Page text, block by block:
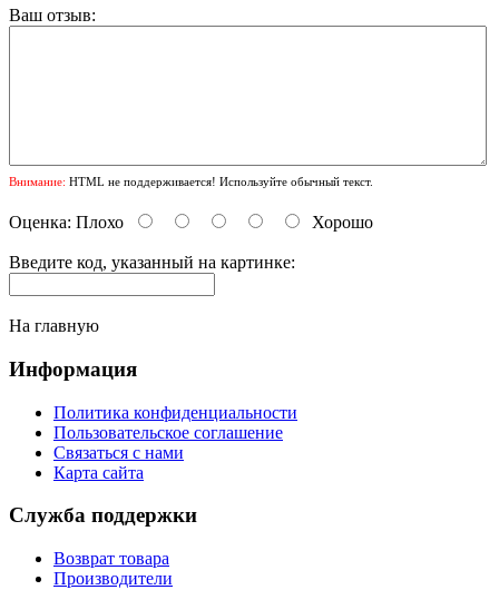
Ваш отзыв:
Внимание: HTML не поддерживается! Используйте обычный текст.
Оценка: Плохо Хорошо
Введите код, указанный на картинке:
На главную
Информация
Политика конфиденциальности
Пользовательское соглашение
Связаться с нами
Карта сайта
Служба поддержки
Возврат товара
Производители